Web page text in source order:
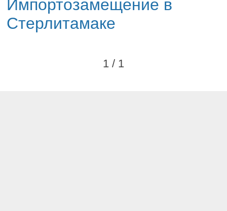
Импортозамещение в
Стерлитамаке
1 / 1